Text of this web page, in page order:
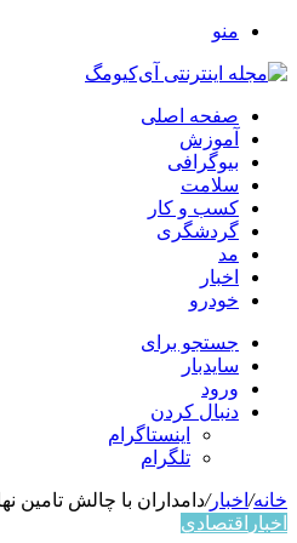
منو
صفحه اصلی
آموزش
بیوگرافی
سلامت
کسب و کار
گردشگری
مد
اخبار
خودرو
جستجو برای
سایدبار
ورود
دنبال کردن
اینستاگرام
تلگرام
خانه/ اخبار/دامداران با چالش تامین
اخبار اقتصادي